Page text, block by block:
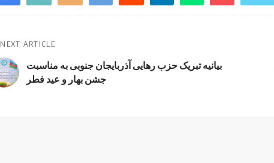
NEXT ARTICLE
بیانیه تبریک حزب رهایی آذربایجان جنوبی به مناسبت
جشن بهار و عید فطر